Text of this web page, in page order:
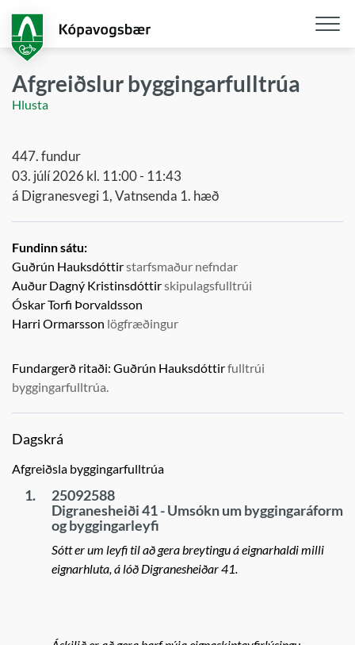
aðalefni
Afgreiðslur byggingarfulltrúa
Hlusta
447. fundur
03. júlí 2026 kl. 11:00 - 11:43
á Digranesvegi 1, Vatnsenda 1. hæð
Fundinn sátu:
Guðrún Hauksdóttirstarfsmaður nefndar
Auður Dagný Kristinsdóttirskipulagsfulltrúi
Óskar Torfi Þorvaldsson
Harri Ormarsson lögfræðingur
Fundargerð ritaði: Guðrún Hauksdóttirfulltrúi
byggingarfulltrúa.
Dagskrá
Afgreiðsla byggingarfulltrúa
1.
25092588
Digranesheiði 41 - Umsókn um byggingaráform
og byggingarleyfi
Sótt er um leyfi til að gera breytingu á eignarhaldi milli
eignarhluta, á lóð Digranesheiðar 41.
Opna